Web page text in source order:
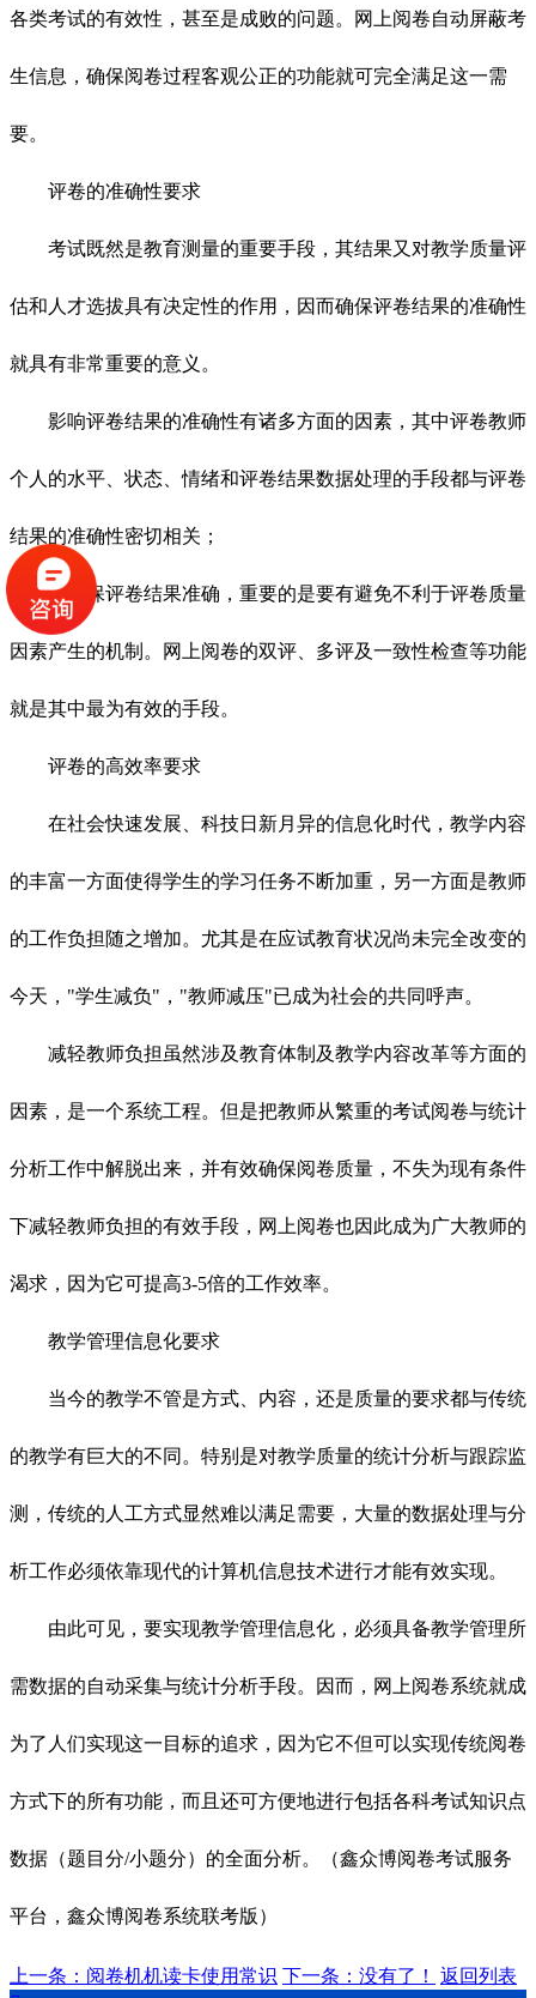
各类考试的有效性，甚至是成败的问题。网上阅卷自动屏蔽考
生信息，确保阅卷过程客观公正的功能就可完全满足这一需
要。
评卷的准确性要求
考试既然是教育测量的重要手段，其结果又对教学质量评
估和人才选拔具有决定性的作用，因而确保评卷结果的准确性
就具有非常重要的意义。
影响评卷结果的准确性有诸多方面的因素，其中评卷教师
个人的水平、状态、情绪和评卷结果数据处理的手段都与评卷
结果的准确性密切相关；
要确保评卷结果准确，重要的是要有避免不利于评卷质量
因素产生的机制。网上阅卷的双评、多评及一致性检查等功能
就是其中最为有效的手段。
评卷的高效率要求
在社会快速发展、科技日新月异的信息化时代，教学内容
的丰富一方面使得学生的学习任务不断加重，另一方面是教师
的工作负担随之增加。尤其是在应试教育状况尚未完全改变的
今天，"学生减负"，"教师减压"已成为社会的共同呼声。
减轻教师负担虽然涉及教育体制及教学内容改革等方面的
因素，是一个系统工程。但是把教师从繁重的考试阅卷与统计
分析工作中解脱出来，并有效确保阅卷质量，不失为现有条件
下减轻教师负担的有效手段，网上阅卷也因此成为广大教师的
渴求，因为它可提高3-5倍的工作效率。
教学管理信息化要求
当今的教学不管是方式、内容，还是质量的要求都与传统
的教学有巨大的不同。特别是对教学质量的统计分析与跟踪监
测，传统的人工方式显然难以满足需要，大量的数据处理与分
析工作必须依靠现代的计算机信息技术进行才能有效实现。
由此可见，要实现教学管理信息化，必须具备教学管理所
需数据的自动采集与统计分析手段。因而，网上阅卷系统就成
为了人们实现这一目标的追求，因为它不但可以实现传统阅卷
方式下的所有功能，而且还可方便地进行包括各科考试知识点
数据（题目分/小题分）的全面分析。（鑫众博阅卷考试服务
平台，鑫众博阅卷系统联考版）
上一条：阅卷机机读卡使用常识 下一条：没有了！
返回列表